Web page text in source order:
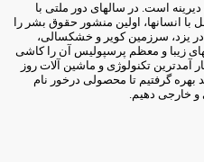
است. در سالهای دور ملتی با
انسانها، اولین منشور حقوق بشر را
یزد، سرزمین کویر و خشکسالی،
زیبا و معظم پرسپولیس آن را کاشی
تکنولوژی و ماشین آلات روز
بهره گرفتیم تا محصولی درخور نام
خارجی دهیم.